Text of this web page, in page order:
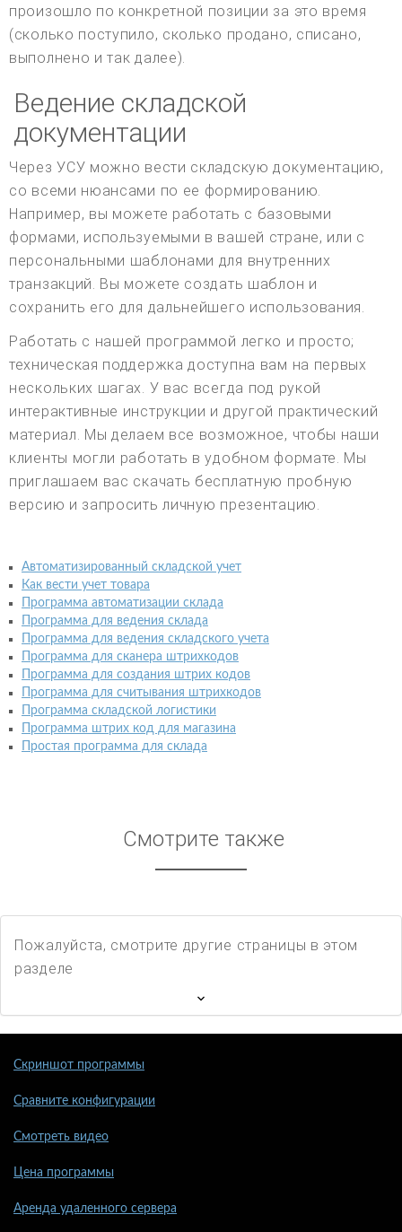
произошло по конкретной позиции за это время
(сколько поступило, сколько продано, списано,
выполнено и так далее).
Ведение складской
документации
Через УСУ можно вести складскую документацию,
со всеми нюансами по ее формированию.
Например, вы можете работать с базовыми
формами, используемыми в вашей стране, или с
персональными шаблонами для внутренних
транзакций. Вы можете создать шаблон и
сохранить его для дальнейшего использования.
Работать с нашей программой легко и просто;
техническая поддержка доступна вам на первых
нескольких шагах. У вас всегда под рукой
интерактивные инструкции и другой практический
материал. Мы делаем все возможное, чтобы наши
клиенты могли работать в удобном формате. Мы
приглашаем вас скачать бесплатную пробную
версию и запросить личную презентацию.
Автоматизированный складской учет
Как вести учет товара
Программа автоматизации склада
Программа для ведения склада
Программа для ведения складского учета
Программа для сканера штрихкодов
Программа для создания штрих кодов
Программа для считывания штрихкодов
Программа складской логистики
Программа штрих код для магазина
Простая программа для склада
Смотрите также
Пожалуйста, смотрите другие страницы в этом
разделе
Скриншот программы
Сравните конфигурации
Смотреть видео
Цена программы
Аренда удаленного сервера